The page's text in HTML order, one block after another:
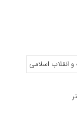
انقلاب اسلامی